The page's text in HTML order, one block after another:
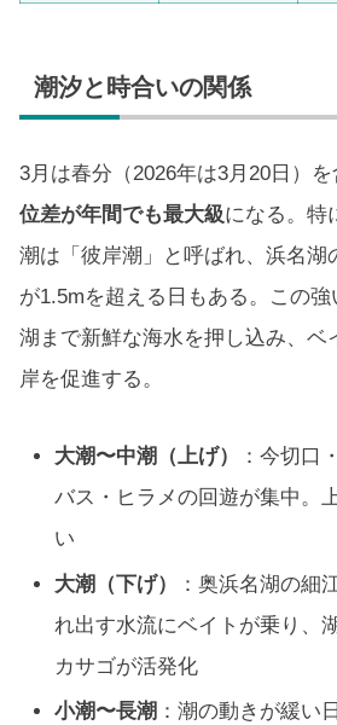
潮汐と時合いの関係
3月は春分（2026年は3月20日）を
位差が年間でも最大級になる。特
潮は「彼岸潮」と呼ばれ、浜名湖
が1.5mを超える日もある。この
湖まで新鮮な海水を押し込み、ベ
岸を促進する。
大潮〜中潮（上げ）
：今切口
バス・ヒラメの回遊が集中。
い
大潮（下げ）
：奥浜名湖の細
れ出す水流にベイトが乗り、
カサゴが活発化
小潮〜長潮 ：潮の動きが緩い